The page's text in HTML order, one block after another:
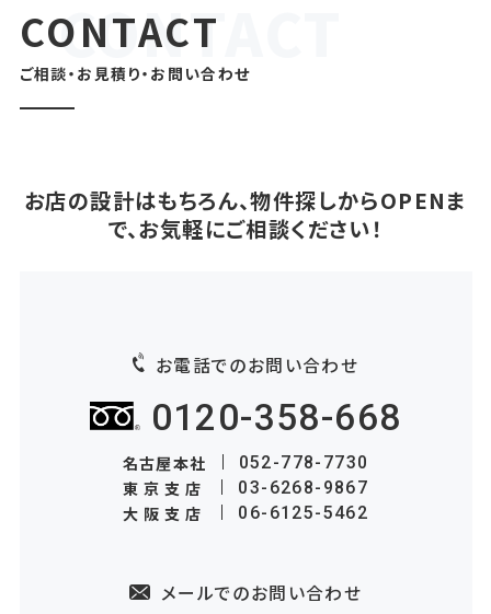
CONTACT
ご相談・お見積り・お問い合わせ
お店の設計はもちろん、物件探しからOPENま
で、お気軽にご相談ください！
お電話でのお問い合わせ
0120-358-668
名古屋本社 052-778-7730
東京支店 03-6268-9867
大阪支店 06-6125-5462
メールでのお問い合わせ